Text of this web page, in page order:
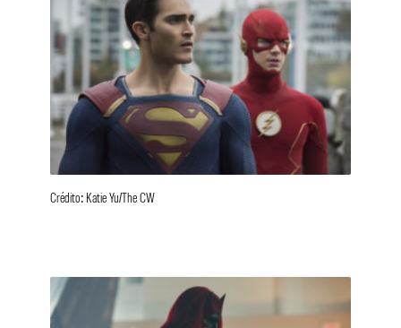
Crédito: Katie Yu/The CW